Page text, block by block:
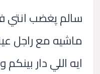
سالم پغضب انتي
ماشيه مع راجل
ايه اللي دار